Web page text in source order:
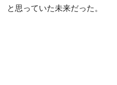
と思っていた未来だった。